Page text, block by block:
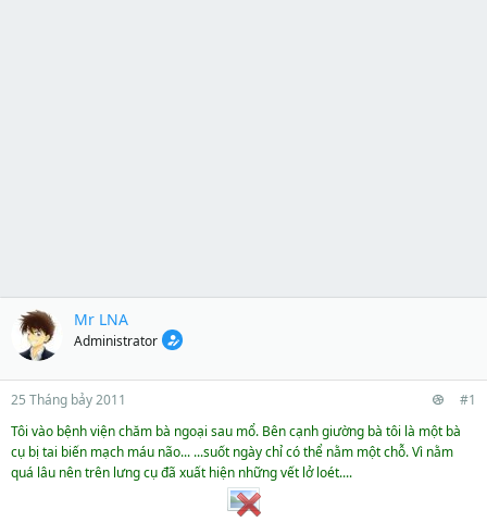
Mr LNA
Administrator
25 Tháng bảy 2011
#1
Tôi vào bệnh viện chăm bà ngoại sau mổ. Bên cạnh giường bà tôi là một bà
cụ bị tai biến mạch máu não... ...suốt ngày chỉ có thể nằm một chỗ. Vì nằm
quá lâu nên trên lưng cụ đã xuất hiện những vết lở loét....